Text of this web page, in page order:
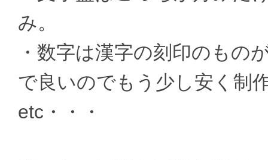
み。
・数字は漢字の刻印のもの
で良いのでもう少し安く制
etc・・・